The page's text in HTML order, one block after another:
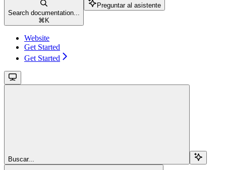
Search documentation...
⌘ K
Preguntar al asistente
Website
Get Started
Get Started
Buscar...